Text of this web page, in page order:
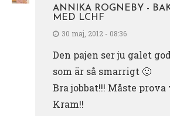
ANNIKA ROGNEBY -
MED LCHF
30 maj, 2012 - 08:36
Den pajen ser ju galet
som är så smarrigt 🙂
Bra jobbat!!! Måste
Kram!!